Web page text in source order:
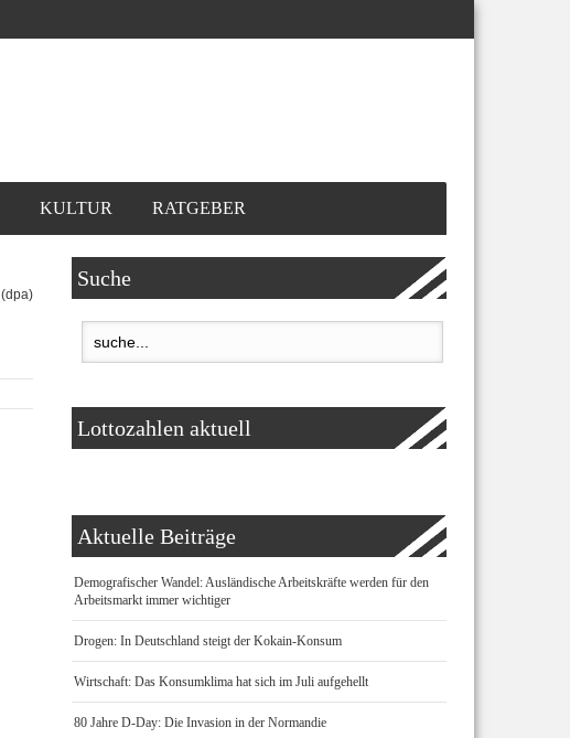
KULTUR RATGEBER
(dpa)
Suche
Lottozahlen aktuell
Aktuelle Beiträge
Demografischer Wandel: Ausländische Arbeitskräfte werden für den
Arbeitsmarkt immer wichtiger
Drogen: In Deutschland steigt der Kokain-Konsum
Wirtschaft: Das Konsumklima hat sich im Juli aufgehellt
80 Jahre D-Day: Die Invasion in der Normandie